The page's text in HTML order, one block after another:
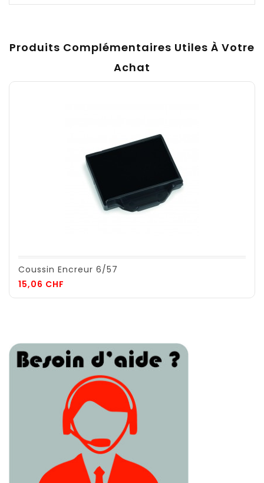
Produits Complémentaires Utiles À Votre
Achat
Coussin Encreur 6/57
15,06 CHF